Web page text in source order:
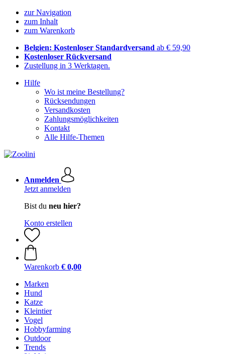
zur Navigation
zum Inhalt
zum Warenkorb
Belgien: Kostenloser Standardversand ab € 59,90
Kostenloser Rückversand
Zustellung in 3 Werktagen.
Hilfe
Wo ist meine Bestellung?
Rücksendungen
Versandkosten
Zahlungsmöglichkeiten
Kontakt
Alle Hilfe-Themen
Anmelden
Jetzt anmelden
Bist du neu hier?
Konto erstellen
Warenkorb € 0,00
Marken
Hund
Katze
Kleintier
Vogel
Hobbyfarming
Outdoor
Trends